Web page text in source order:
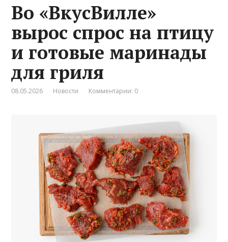
Во «ВкусВилле»
вырос спрос на птицу
и готовые маринады
для гриля
08.05.2026 Новости Комментарии: 0